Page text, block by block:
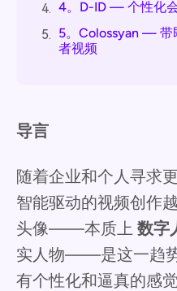
4. 4。D-ID — 个性化
5. 5。Colossyan — 带
者视频
导言
随着企业和个人寻求
智能驱动的视频创作
头像——本质上 数字
实人物——是这一趋
有个性化和逼真的感